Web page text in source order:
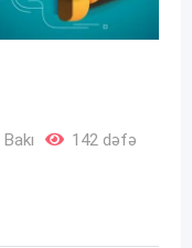
Bakı
142 dəfə